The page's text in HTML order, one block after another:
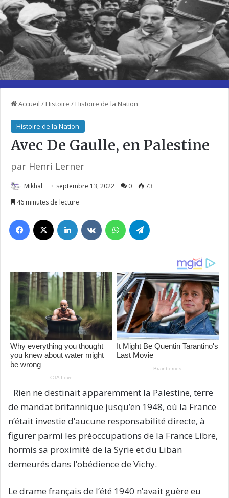
Accueil / Histoire / Histoire de la Nation
Histoire de la Nation
Avec De Gaulle, en Palestine
par Henri Lerner
Mikhal septembre 13, 2022 0
73
46 minutes de lecture
Facebook Linkedin VKontakteWhatsApp
Rien ne destinait apparemment la Palestine, terre
de mandat britannique jusqu’en 1948, où la France
n’était investie d’aucune responsabilité directe, à
figurer parmi les préoccupations de la France Libre,
hormis sa proximité de la Syrie et du Liban
demeurés dans l’obédience de Vichy.
Le drame français de l’été 1940 n’avait guère eu